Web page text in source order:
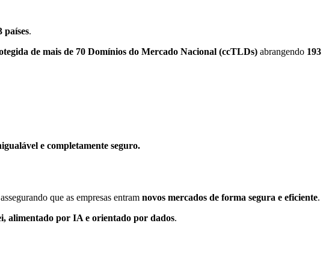
países.
de mais de 70 Domínios do Mercado Nacional (ccTLDs) abrangendo 193
e completamente seguro.
que as empresas entram novos mercados de forma segura e eficiente.
alimentado por IA e orientado por dados.